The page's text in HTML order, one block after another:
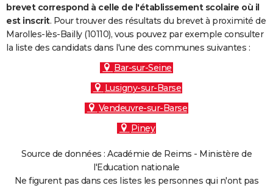
S'inscrire
Se connecter
Lycées
Collèges
Primaires
Universités
Entreprises
Service militaire
Avis de recherche
AVIS DE DÉCÈS
FORUM
brevet correspond à celle de l'établissement scolaire où il
est inscrit. Pour trouver des résultats du brevet à proximité de
Marolles-lès-Bailly (10110), vous pouvez par exemple consulter
la liste des candidats dans l'une des communes suivantes :
Bar-sur-Seine
Lusigny-sur-Barse
Vendeuvre-sur-Barse
Piney
Source de données : Académie de Reims - Ministère de
l'Education nationale
Ne figurent pas dans ces listes les personnes qui n'ont pas